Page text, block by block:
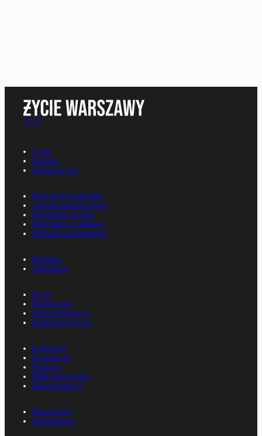
O nas
Kontakt
Napisz do nas
Polityka Prywatności
Zmiana ustawień zgód
Regulamin serwisu
Informacje o nadawcy
Deklaracja dostępności
Reklama
Ogłoszenia
Rp.pl
Parkiet.com
Wiescirolnicze.pl
Konferencje.rp.pl
E-kiosk.pl
E-gazety.pl
Nexto.pl
Mała księgowość
Kancelarierp.pl
Mapa strony
Kalendarium